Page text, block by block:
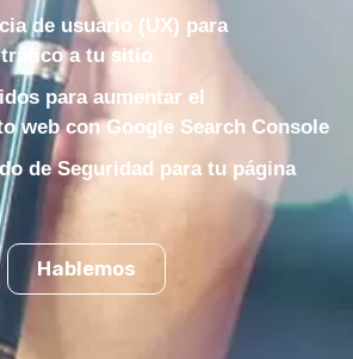
de usuario (UX) para
tráfico a tu sitio
para aumentar el
web con Google Search Console
de Seguridad para tu página
Hablemos